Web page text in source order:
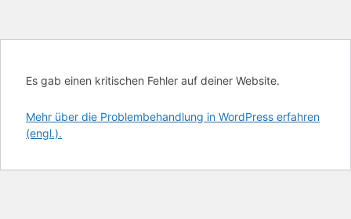
Es gab einen kritischen Fehler auf deiner Website.
Mehr über die Problembehandlung in WordPress erfahren
(engl.).